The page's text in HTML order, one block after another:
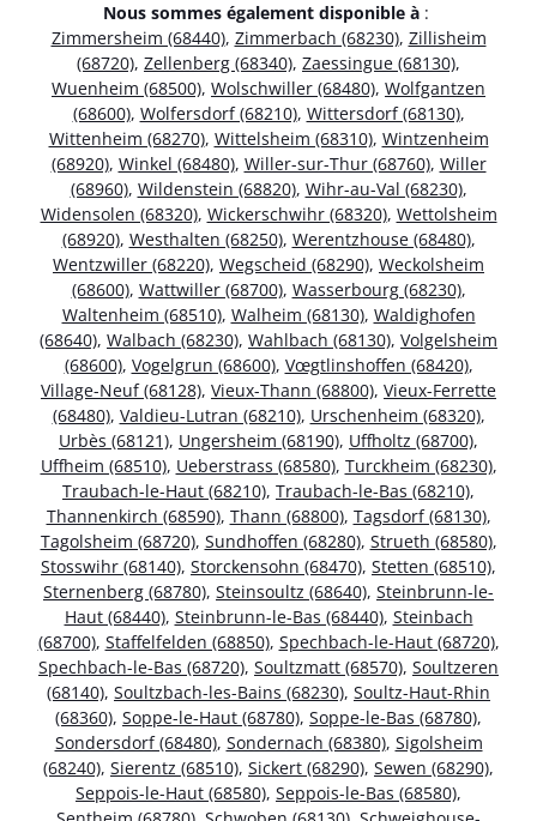
Nous sommes également disponible à :
Zimmersheim (68440), Zimmerbach (68230), Zillisheim
(68720), Zellenberg (68340), Zaessingue (68130),
Wuenheim (68500), Wolschwiller (68480), Wolfgantzen
(68600), Wolfersdorf (68210), Wittersdorf (68130),
Wittenheim (68270), Wittelsheim (68310), Wintzenheim
(68920), Winkel (68480), Willer-sur-Thur (68760), Willer
(68960), Wildenstein (68820), Wihr-au-Val (68230),
Widensolen (68320), Wickerschwihr (68320), Wettolsheim
(68920), Westhalten (68250), Werentzhouse (68480),
Wentzwiller (68220), Wegscheid (68290), Weckolsheim
(68600), Wattwiller (68700), Wasserbourg (68230),
Waltenheim (68510), Walheim (68130), Waldighofen
(68640), Walbach (68230), Wahlbach (68130), Volgelsheim
(68600), Vogelgrun (68600), Vœgtlinshoffen (68420),
Village-Neuf (68128), Vieux-Thann (68800), Vieux-Ferrette
(68480), Valdieu-Lutran (68210), Urschenheim (68320),
Urbès (68121), Ungersheim (68190), Uffholtz (68700),
Uffheim (68510), Ueberstrass (68580), Turckheim (68230),
Traubach-le-Haut (68210), Traubach-le-Bas (68210),
Thannenkirch (68590), Thann (68800), Tagsdorf (68130),
Tagolsheim (68720), Sundhoffen (68280), Strueth (68580),
Stosswihr (68140), Storckensohn (68470), Stetten (68510),
Sternenberg (68780), Steinsoultz (68640), Steinbrunn-le-
Haut (68440), Steinbrunn-le-Bas (68440), Steinbach
(68700), Staffelfelden (68850), Spechbach-le-Haut (68720),
Spechbach-le-Bas (68720), Soultzmatt (68570), Soultzeren
(68140), Soultzbach-les-Bains (68230), Soultz-Haut-Rhin
(68360), Soppe-le-Haut (68780), Soppe-le-Bas (68780),
Sondersdorf (68480), Sondernach (68380), Sigolsheim
(68240), Sierentz (68510), Sickert (68290), Sewen (68290),
Seppois-le-Haut (68580), Seppois-le-Bas (68580),